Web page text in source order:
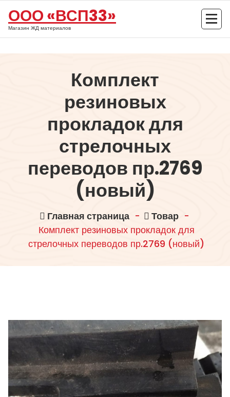
содержимому
ООО «ВСП33»
Магазин ЖД материалов
Комплект
резиновых
прокладок для
стрелочных
переводов пр.2769
(новый)
Главная страница- Товар-
Комплект резиновых прокладок для
стрелочных переводов пр.2769 (новый)